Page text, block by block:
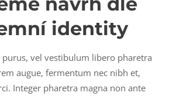
identity
vel vestibulum libero pharetra
augue, fermentum nec nibh et,
Integer pharetra magna non ante